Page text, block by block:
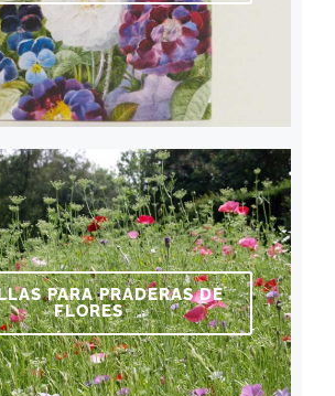
PARA PRADERAS DE
FLORES